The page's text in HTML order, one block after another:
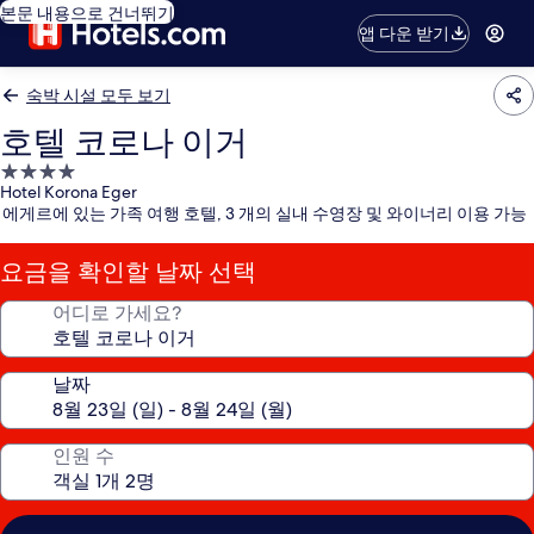
본문 내용으로 건너뛰기
앱 다운 받기
숙박 시설 모두 보기
호텔 코로나 이거
4.0
성
급
숙
박
시
Hotel Korona Eger
에게르에 있는 가족 여행 호텔, 3 개의 실내 수영장 및 와이너리 이용 가능
요금을 확인할 날짜 선택
어디로 가세요?
날짜
인원 수